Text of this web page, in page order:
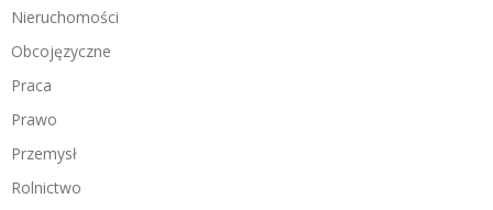
Nieruchomości
Obcojęzyczne
Praca
Prawo
Przemysł
Rolnictwo